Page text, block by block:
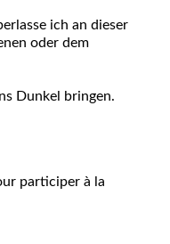
ich an dieser
oder dem
Dunkel bringen.
participer à la